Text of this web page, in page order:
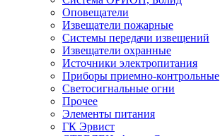
Оповещатели
Извещатели пожарные
Системы передачи извещений
Извещатели охранные
Источники электропитания
Приборы приемно-контрольные
Светосигнальные огни
Прочее
Элементы питания
ГК Эрвист